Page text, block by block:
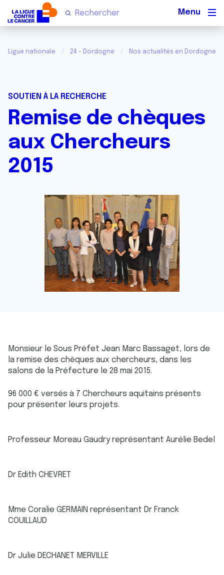
Ligue nationale 24 - Dordogne Nos actualités en Dordogne
SOUTIEN À LA RECHERCHE
Remise de chèques
aux Chercheurs
2015
Monsieur le Sous Préfet Jean Marc Bassaget, lors de
la remise des chèques aux chercheurs, dans les
salons de la Préfecture le 28 mai 2015.
96 000 € versés à 7 Chercheurs aquitains présents
pour présenter leurs projets.
Professeur Moreau Gaudry représentant Aurélie Bedel
Dr Edith CHEVRET
Mme Coralie GERMAIN représentant Dr Franck
COUILLAUD
Dr Julie DECHANET MERVILLE